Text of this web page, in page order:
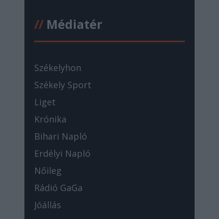
//Médiatér
Székelyhon
Székely Sport
Liget
Krónika
Bihari Napló
Erdélyi Napló
Nőileg
Rádió GaGa
Jóállás